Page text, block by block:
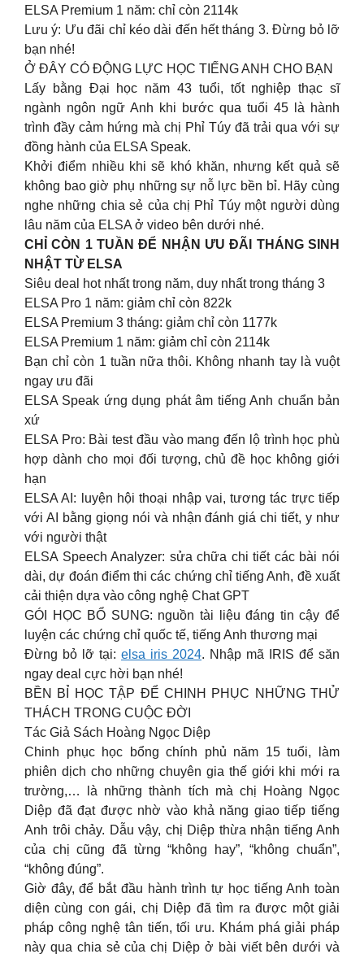
ELSA Premium 1 năm: chỉ còn 2114k
Lưu ý: Ưu đãi chỉ kéo dài đến hết tháng 3. Đừng bỏ lỡ
bạn nhé!
Ở ĐÂY CÓ ĐỘNG LỰC HỌC TIẾNG ANH CHO BẠN
Lấy bằng Đại học năm 43 tuổi, tốt nghiệp thạc sĩ
ngành ngôn ngữ Anh khi bước qua tuổi 45 là hành
trình đầy cảm hứng mà chị Phỉ Túy đã trải qua với sự
đồng hành của ELSA Speak.
Khởi điểm nhiều khi sẽ khó khăn, nhưng kết quả sẽ
không bao giờ phụ những sự nỗ lực bền bỉ. Hãy cùng
nghe những chia sẻ của chị Phỉ Túy một người dùng
lâu năm của ELSA ở video bên dưới nhé.
CHỈ CÒN 1 TUẦN ĐỂ NHẬN ƯU ĐÃI THÁNG SINH
NHẬT TỪ ELSA
Siêu deal hot nhất trong năm, duy nhất trong tháng 3
ELSA Pro 1 năm: giảm chỉ còn 822k
ELSA Premium 3 tháng: giảm chỉ còn 1177k
ELSA Premium 1 năm: giảm chỉ còn 2114k
Bạn chỉ còn 1 tuần nữa thôi. Không nhanh tay là vuột
ngay ưu đãi
ELSA Speak ứng dụng phát âm tiếng Anh chuẩn bản
xứ
ELSA Pro: Bài test đầu vào mang đến lộ trình học phù
hợp dành cho mọi đối tượng, chủ đề học không giới
hạn
ELSA AI: luyện hội thoại nhập vai, tương tác trực tiếp
với AI bằng giọng nói và nhận đánh giá chi tiết, y như
với người thật
ELSA Speech Analyzer: sửa chữa chi tiết các bài nói
dài, dự đoán điểm thi các chứng chỉ tiếng Anh, đề xuất
cải thiện dựa vào công nghệ Chat GPT
GÓI HỌC BỔ SUNG: nguồn tài liệu đáng tin cậy để
luyện các chứng chỉ quốc tế, tiếng Anh thương mại
Đừng bỏ lỡ tại: elsa iris 2024. Nhập mã IRIS để săn
ngay deal cực hời bạn nhé!
BỀN BỈ HỌC TẬP ĐỂ CHINH PHỤC NHỮNG THỬ
THÁCH TRONG CUỘC ĐỜI
Tác Giả Sách Hoàng Ngọc Diệp
Chinh phục học bổng chính phủ năm 15 tuổi, làm
phiên dịch cho những chuyên gia thế giới khi mới ra
trường,… là những thành tích mà chị Hoàng Ngọc
Diệp đã đạt được nhờ vào khả năng giao tiếp tiếng
Anh trôi chảy. Dẫu vậy, chị Diệp thừa nhận tiếng Anh
của chị cũng đã từng “không hay”, “không chuẩn”,
“không đúng”.
Giờ đây, để bắt đầu hành trình tự học tiếng Anh toàn
diện cùng con gái, chị Diệp đã tìm ra được một giải
pháp công nghệ tân tiến, tối ưu. Khám phá giải pháp
này qua chia sẻ của chị Diệp ở bài viết bên dưới và